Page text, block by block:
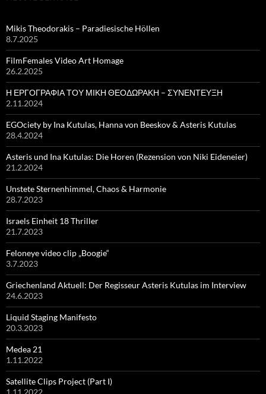
Mikis Theodorakis – Paradiesische Höllen
8.7.2025
FilmFemales Video Art Homage
26.2.2025
Η ΕΡΓΟΓΡΑΦΙΑ ΤΟΥ ΜΙΚΗ ΘΕΟΔΩΡΑΚΗ – ΣΥΝΕΝΤΕΥΞΗ
2.11.2024
EGOciety by Ina Kutulas, Hanna von Beeskov & Asteris Kutulas
28.4.2024
Asteris und Ina Kutulas: Die Horen (Rezension von Niki Eideneier)
21.2.2024
Unstete Sternenhimmel, Chaos & Harmonie
28.7.2023
Israels Einheit 18 Thriller
21.7.2023
Feloneye video clip „Boogie“
3.7.2023
Griechenland Aktuell: Der Regisseur Asteris Kutulas im Interview
24.6.2023
Liquid Staging Manifesto
20.3.2023
Medea 21
1.11.2022
Satellite Clips Project (Part I)
1.11.2022